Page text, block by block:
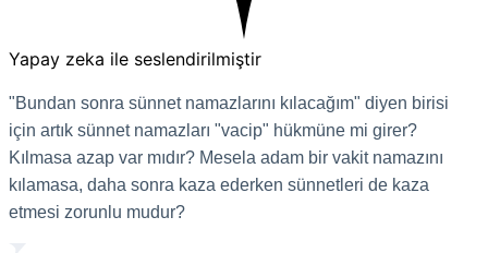
Yapay zeka ile seslendirilmiştir
"Bundan sonra sünnet namazlarını kılacağım" diyen birisi
için artık sünnet namazları "vacip" hükmüne mi girer?
Kılmasa azap var mıdır? Mesela adam bir vakit namazını
kılamasa, daha sonra kaza ederken sünnetleri de kaza
etmesi zorunlu mudur?